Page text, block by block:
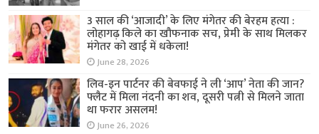
3 साल की ‘आजादी’ के लिए मंगेतर की बेरहम हत्या :
लोहागढ़ किले का खौफनाक सच, प्रेमी के साथ मिलकर
मंगेतर को खाई में धकेला!
June 28, 2026
लिव-इन पार्टनर की बेवफाई ने ली ‘आप’ नेता की जान?
फ्लैट में मिला नंदनी का शव, दूसरी पत्नी से मिलने जाता
था फरार असलम!
June 26, 2026